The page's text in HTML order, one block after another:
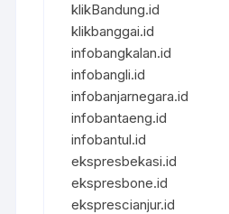
klikBandung.id
klikbanggai.id
infobangkalan.id
infobangli.id
infobanjarnegara.id
infobantaeng.id
infobantul.id
ekspresbekasi.id
ekspresbone.id
eksprescianjur.id